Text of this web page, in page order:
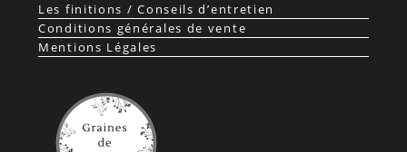
Les finitions / Conseils d’entretien
Conditions générales de vente
Mentions Légales